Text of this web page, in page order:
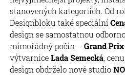
stanovených kategoriích. Od
Designbloku také speciální
design se samostatnou
mimořádný počin – Grand Prix
výtvarniceLada Semecká,
design obdrželo nové studio